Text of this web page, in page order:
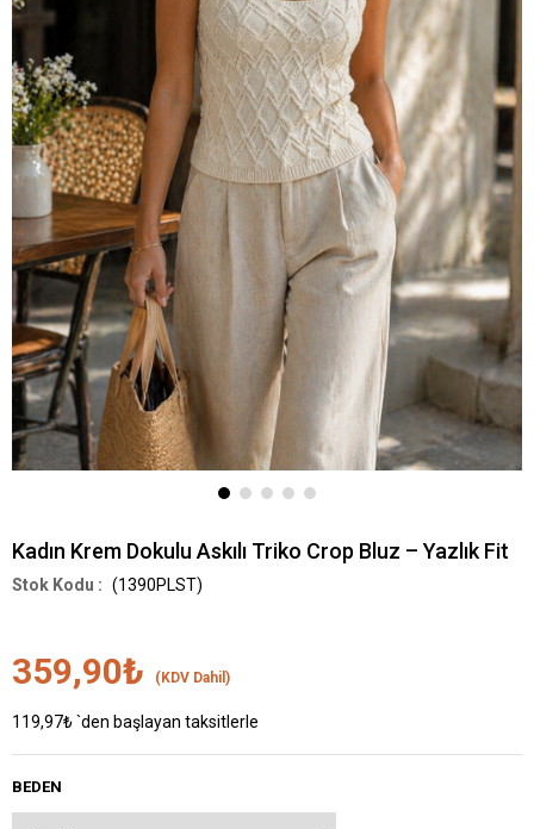
Kadın Krem Dokulu Askılı Triko Crop Bluz – Yazlık Fit
(1390PLST)
359,90₺ (KDV Dahil)
119,97₺`den başlayan taksitlerle
BEDEN